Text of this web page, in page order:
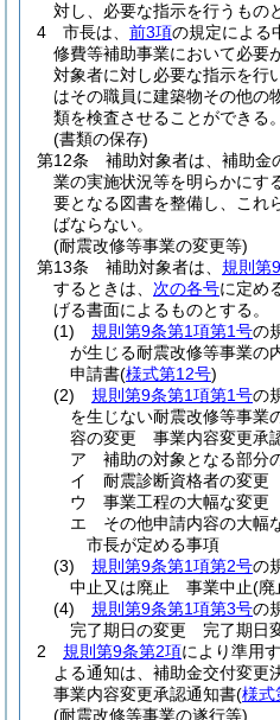
対し、必要な指示を行うもの
4
市長は、 前3項の規定による
修費等補助事業において必要
対象者に対し必要な指示を行
はその職員に建築物その他の
類を検査させることができる。
(書類の保存)
第12条
補助対象者は、補助金
業の実施状況等を明らかにす
要となる図書を整備し、これ
ばならない。
(耐震改修等事業の変更等)
第13条
補助対象者は、 規則第
するときは、 次の各号に定め
げる書面によるものとする。
(1)
規則第9条第1項第1号の
が生じる耐震改修等事業
申請書(様式第12号)
(2)
規則第9条第1項第1号の
を生じない耐震改修等事業
容の変更 事業内容変更承
ア
補助の対象となる部分
イ
耐震診断資格者の変更
ウ
事業工程の大幅な変更
エ
その他申請内容の大幅
市長が定める事項
(3)
規則第9条第1項第2号の
中止又は廃止 事業中止(廃
(4)
規則第9条第1項第3号の
完了期日の変更 完了期日
2
規則第9条第2項により準用
よる通知は、補助金交付変更
事業内容変更承認通知書(様式
(耐震改修等事業の遂行等)